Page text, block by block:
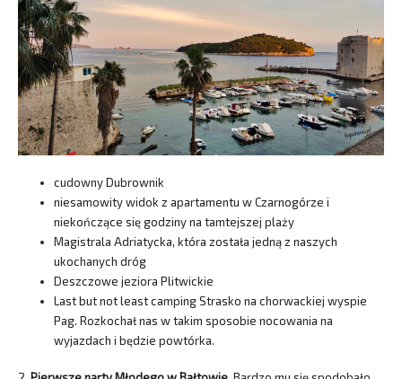
cudowny Dubrownik
niesamowity widok z apartamentu w Czarnogórze i
niekończące się godziny na tamtejszej plaży
Magistrala Adriatycka, która została jedną z naszych
ukochanych dróg
Deszczowe jeziora Plitwickie
Last but not least camping Strasko na chorwackiej wyspie
Pag. Rozkochał nas w takim sposobie nocowania na
wyjazdach i będzie powtórka.